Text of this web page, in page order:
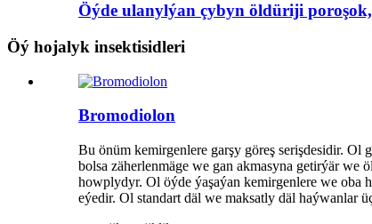
Öýde ulanylýan çybyn öldüriji
Öý hojalyk insektisidleri
Bromodiolon
Bu önüm kemirgenlere garşy göreş serişdesidir.
bolsa zäherlenmäge we gan akmasyna getirýär
howplydyr. Ol öýde ýaşaýan kemirgenlere we oba
eýedir. Ol standart däl we maksatly däl haýwanlar